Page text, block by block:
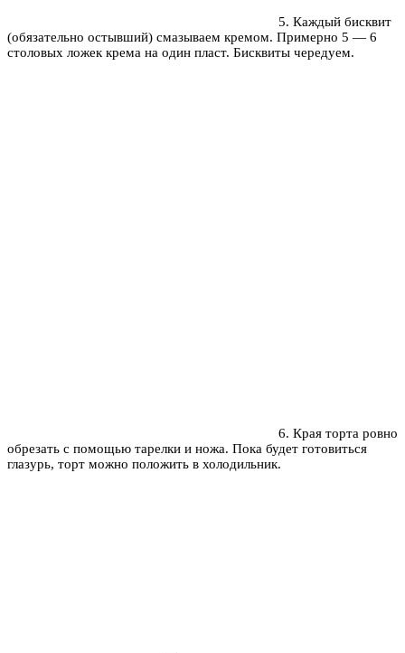
5. Каждый бисквит
(обязательно остывший) смазываем кремом. Примерно 5 — 6
столовых ложек крема на один пласт. Бисквиты чередуем.
6. Края торта ровно
обрезать с помощью тарелки и ножа. Пока будет готовиться
глазурь, торт можно положить в холодильник.